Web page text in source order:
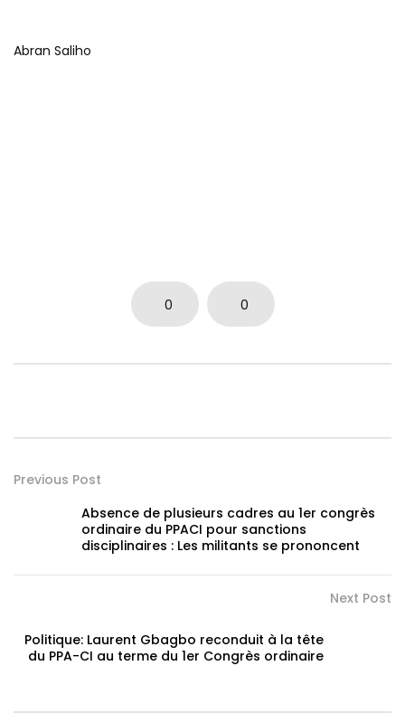
Abran Saliho
0 0
Previous Post
Absence de plusieurs cadres au 1er congrès
ordinaire du PPACI pour sanctions
disciplinaires : Les militants se prononcent
Next Post
Politique: Laurent Gbagbo reconduit à la tête
du PPA-CI au terme du 1er Congrès ordinaire